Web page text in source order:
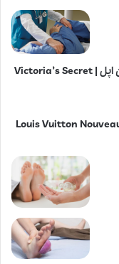
بادی اسپلش ویکتوریا سکرت اسکوئیز آف پاین اپل | Victoria’s Secret